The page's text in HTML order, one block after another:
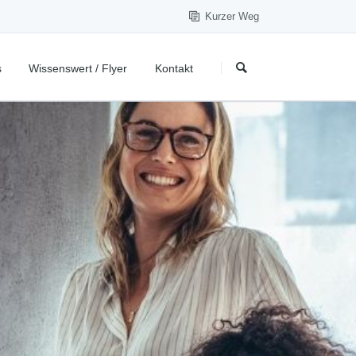
Kurzer Weg
überspringen
zur
Seminare
Seminarreihe: Kinderschutz
Folgen Sie uns:
Wissenswert / Flyer
Fördermöglichkeiten
Download
Kontakt
Zimmer Wohnung
Ansprechpartner
Infomaterial anfordern
Kontaktformular - allgemein
Anregungen, Kritik & Wünsche
Rückruf vereinbaren
Suchbegriffe